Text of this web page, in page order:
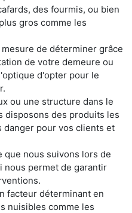
des fourmis, ou bien
gros comme les
de déterminer grâce
de votre demeure ou
d'opter pour le
ou une structure dans le
disposons des produits les
danger pour vos clients et
que nous suivons lors de
nous permet de garantir
facteur déterminant en
nuisibles comme les